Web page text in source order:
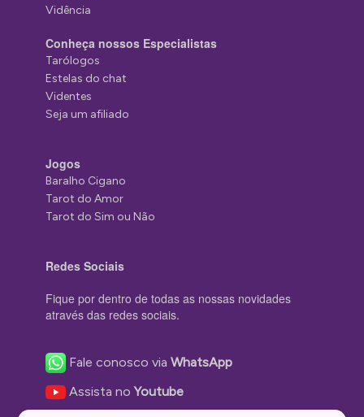
Vidência
Conheça nossos Especialistas
Tarólogos
Estelas do chat
Videntes
Seja um afiliado
Jogos
Baralho Cigano
Tarot do Amor
Tarot do Sim ou Não
Redes Sociais
Fique por dentro de todas as nossas novidades
através das redes sociais.
Fale conosco viaWhatsApp
Assista noYoutube